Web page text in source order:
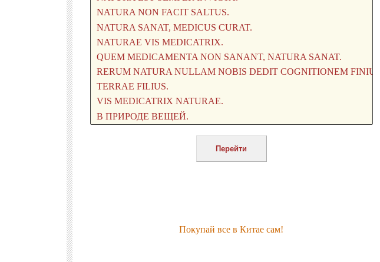
Покупай все в Китае сам!